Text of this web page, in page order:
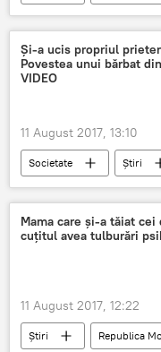
BDS Fulger club
operatiune speciala
Și-a ucis propriul
Povestea unui bărbat
VIDEO
11 August 2017, 13:10
Societate Știri
Mama care și-a tăiat
cuțitul avea tulburări
11 August 2017, 12:22
Știri Republica